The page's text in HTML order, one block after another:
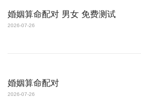
婚姻算命配对 男女 免费测试
2026-07-26
婚姻算命配对
2026-07-26